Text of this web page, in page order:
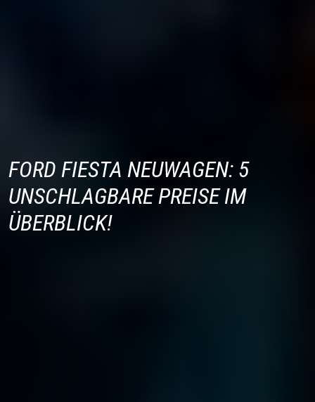
FORD FIESTA NEUWAGEN: 5
UNSCHLAGBARE PREISE IM
ÜBERBLICK!